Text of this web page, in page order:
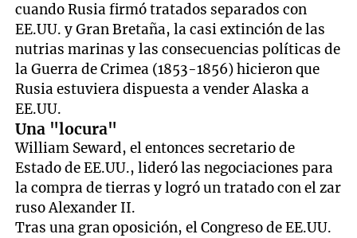
cuando Rusia firmó tratados separados con
EE.UU. y Gran Bretaña, la casi extinción de las
nutrias marinas y las consecuencias políticas de
la Guerra de Crimea (1853-1856) hicieron que
Rusia estuviera dispuesta a vender Alaska a
EE.UU.
Una "locura"
William Seward, el entonces secretario de
Estado de EE.UU., lideró las negociaciones para
la compra de tierras y logró un tratado con el zar
ruso Alexander II.
Tras una gran oposición, el Congreso de EE.UU.